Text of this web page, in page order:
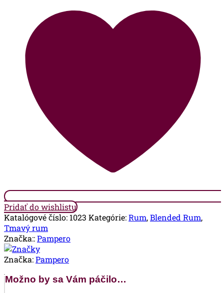
Pridať do wishlistu
Katalógové číslo: 1023 Kategórie:Rum,Blended Rum,
Tmavý rum
Značka::Pampero
Značka:Pampero
Možno by sa Vám páčilo…